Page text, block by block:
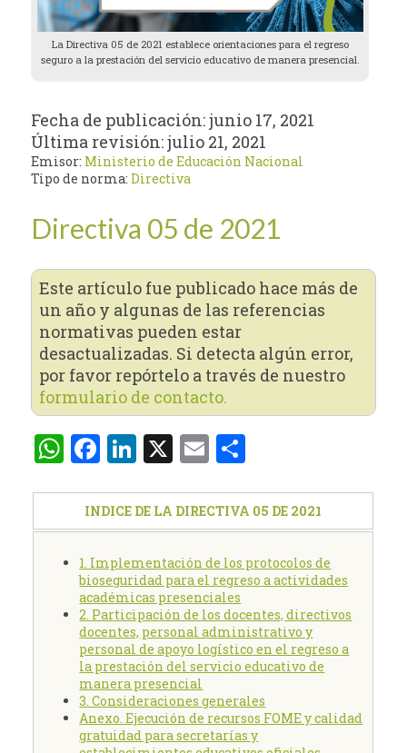
La Directiva 05 de 2021 establece orientaciones para el regreso
seguro a la prestación del servicio educativo de manera presencial.
Fecha de publicación:junio 17, 2021
Última revisión:julio 21, 2021
Emisor: Ministerio de Educación Nacional
Tipo de norma:Directiva
Directiva 05 de 2021
Este artículo fue publicado hace más de
un año y algunas de las referencias
normativas pueden estar
desactualizadas. Si detecta algún error,
por favor repórtelo a través de nuestro
formulario de contacto.
WhatsApp
Facebook
LinkedIn
X Email
INDICE DE LA DIRECTIVA 05 DE 2021
1. Implementación de los protocolos de
bioseguridad para el regreso a actividades
académicas presenciales
2. Participación de los docentes, directivos
docentes, personal administrativo y
personal de apoyo logístico en el regreso a
la prestación del servicio educativo de
manera presencial
3. Consideraciones generales
Anexo. Ejecución de recursos FOME y calidad
gratuidad para secretarías y